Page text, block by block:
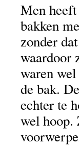
Men heeft
bakken
zonder
waardoor
waren
de bak.
echter te
wel hoop.